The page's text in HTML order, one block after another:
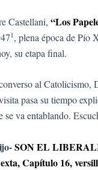
Castellani, “Los
1, plena época de Pío
su etapa final.
al Catolicismo,
pasa su tiempo
va entablando.
SON EL
Capítulo 16,